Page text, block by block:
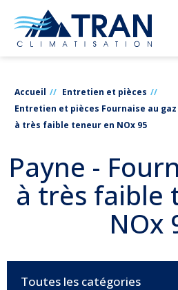
Accueil
Entretien et pièces
Entretien et pièces Fournaise au gaz
à très faible teneur en NOx 95
Payne -
à très faible
NOx
Toutes les catégories